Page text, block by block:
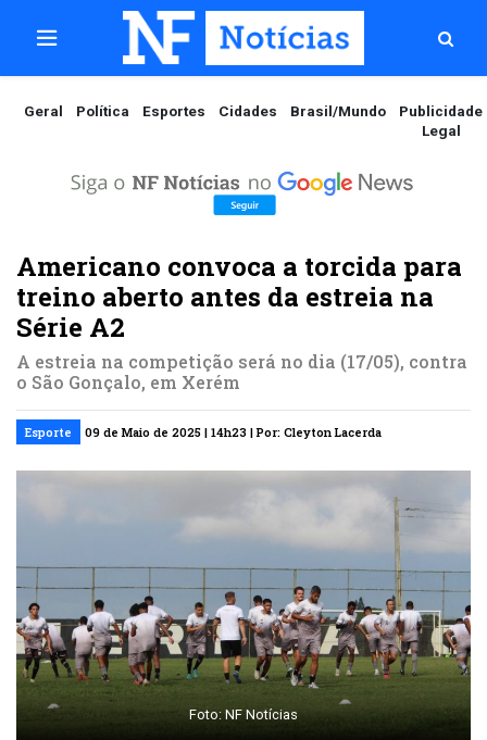
Geral Política Esportes Cidades Brasil/Mundo
Publicidade
Legal
Americano convoca a torcida para
treino aberto antes da estreia na
Série A2
A estreia na competição será no dia (17/05), contra
o São Gonçalo, em Xerém
Esporte 09 de Maio de 2025 | 14h23 | Por: Cleyton Lacerda
Foto: NF Notícias